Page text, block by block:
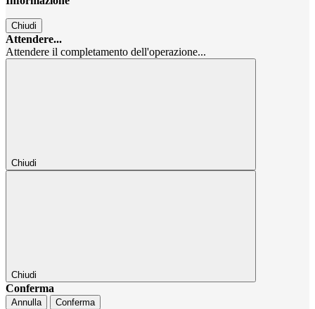
Chiudi
Attendere...
Attendere il completamento dell'operazione...
Chiudi
Chiudi
Conferma
Annulla Conferma